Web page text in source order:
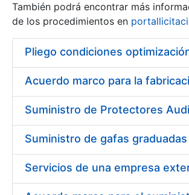
Show/Hide
También podrá encontrar más
de los procedimientos en